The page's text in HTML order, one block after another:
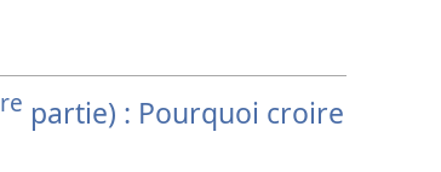
re partie) : Pourquoi croire